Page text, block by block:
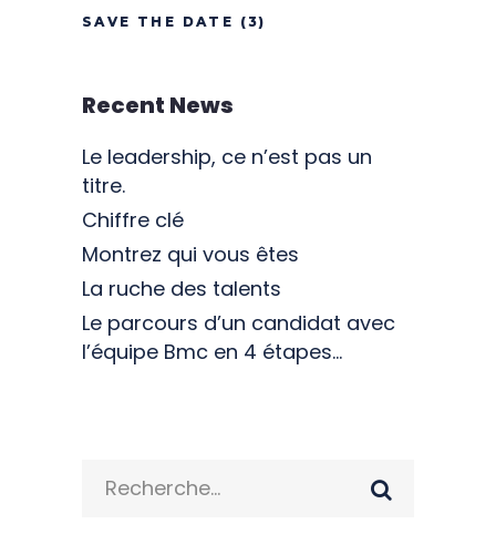
SAVE THE DATE (3)
Recent News
Le leadership, ce n’est pas un
titre.
Chiffre clé
Montrez qui vous êtes
La ruche des talents
Le parcours d’un candidat avec
l’équipe Bmc en 4 étapes…
for: